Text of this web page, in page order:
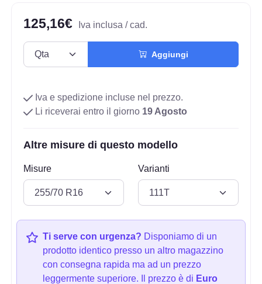
125,16€ Iva inclusa / cad.
Aggiungi
Iva e spedizione incluse nel prezzo.
Li riceverai entro il giorno 19 Agosto
Altre misure di questo modello
Misure Varianti
Ti serve con urgenza? Disponiamo di un
prodotto identico presso un altro magazzino
con consegna rapida ma ad un prezzo
leggermente superiore. Il prezzo è di Euro